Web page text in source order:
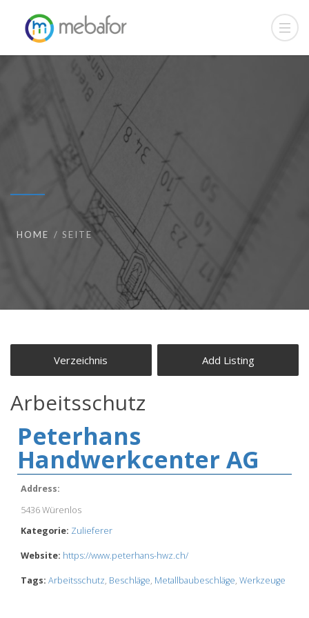
HOME SEITE
Arbeitsschutz
Peterhans
Handwerkcenter AG
Address:
5436 Würenlos
Kategorie: Zulieferer
Website: https://www.peterhans-hwz.ch/
Tags: Arbeitsschutz, Beschläge, Metallbaubeschläge, Werkzeuge